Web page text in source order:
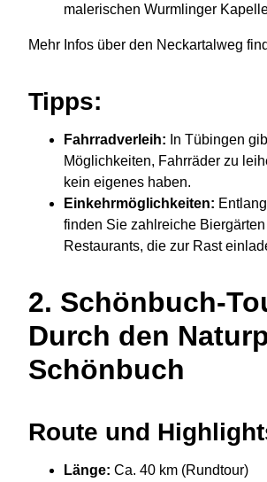
malerischen Wurmlinger
Mehr Infos über den Neckartalweg
Tipps:
Fahrradverleih: In Tübingen
Möglichkeiten, Fahrräder zu
kein eigenes haben.
Einkehrmöglichkeiten:
finden Sie zahlreiche Biergärten
Restaurants, die zur Rast
2. Schönbuch-
Durch den
Schönbuch
Route und
Länge: Ca. 40 km (Rundtour)